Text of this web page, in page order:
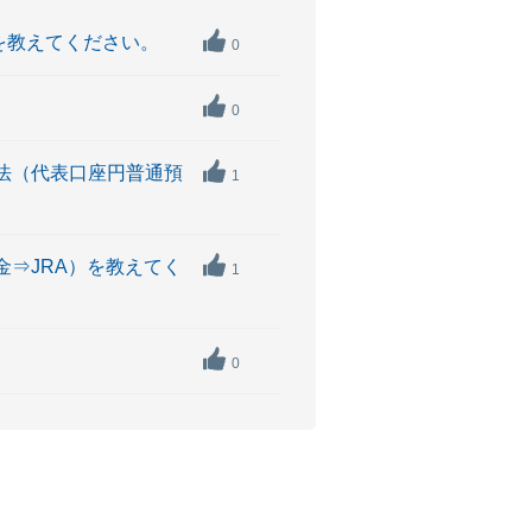
えてください。 0
0
（代表口座円普通預
1
⇒JRA）を教えてく
1
0